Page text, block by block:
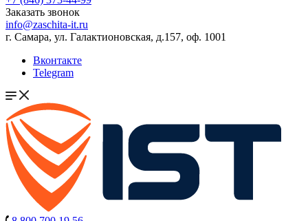
Заказать звонок
info@zaschita-it.ru
г. Самара, ул. Галактионовская, д.157, оф. 1001
Вконтакте
Telegram